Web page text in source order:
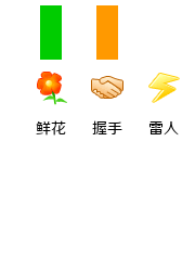
鲜花 握手 雷人